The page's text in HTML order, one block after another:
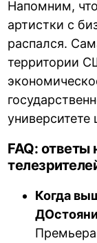
Напомним,
артистки с
распался.
территории
университете
FAQ:
Когда
Премьера